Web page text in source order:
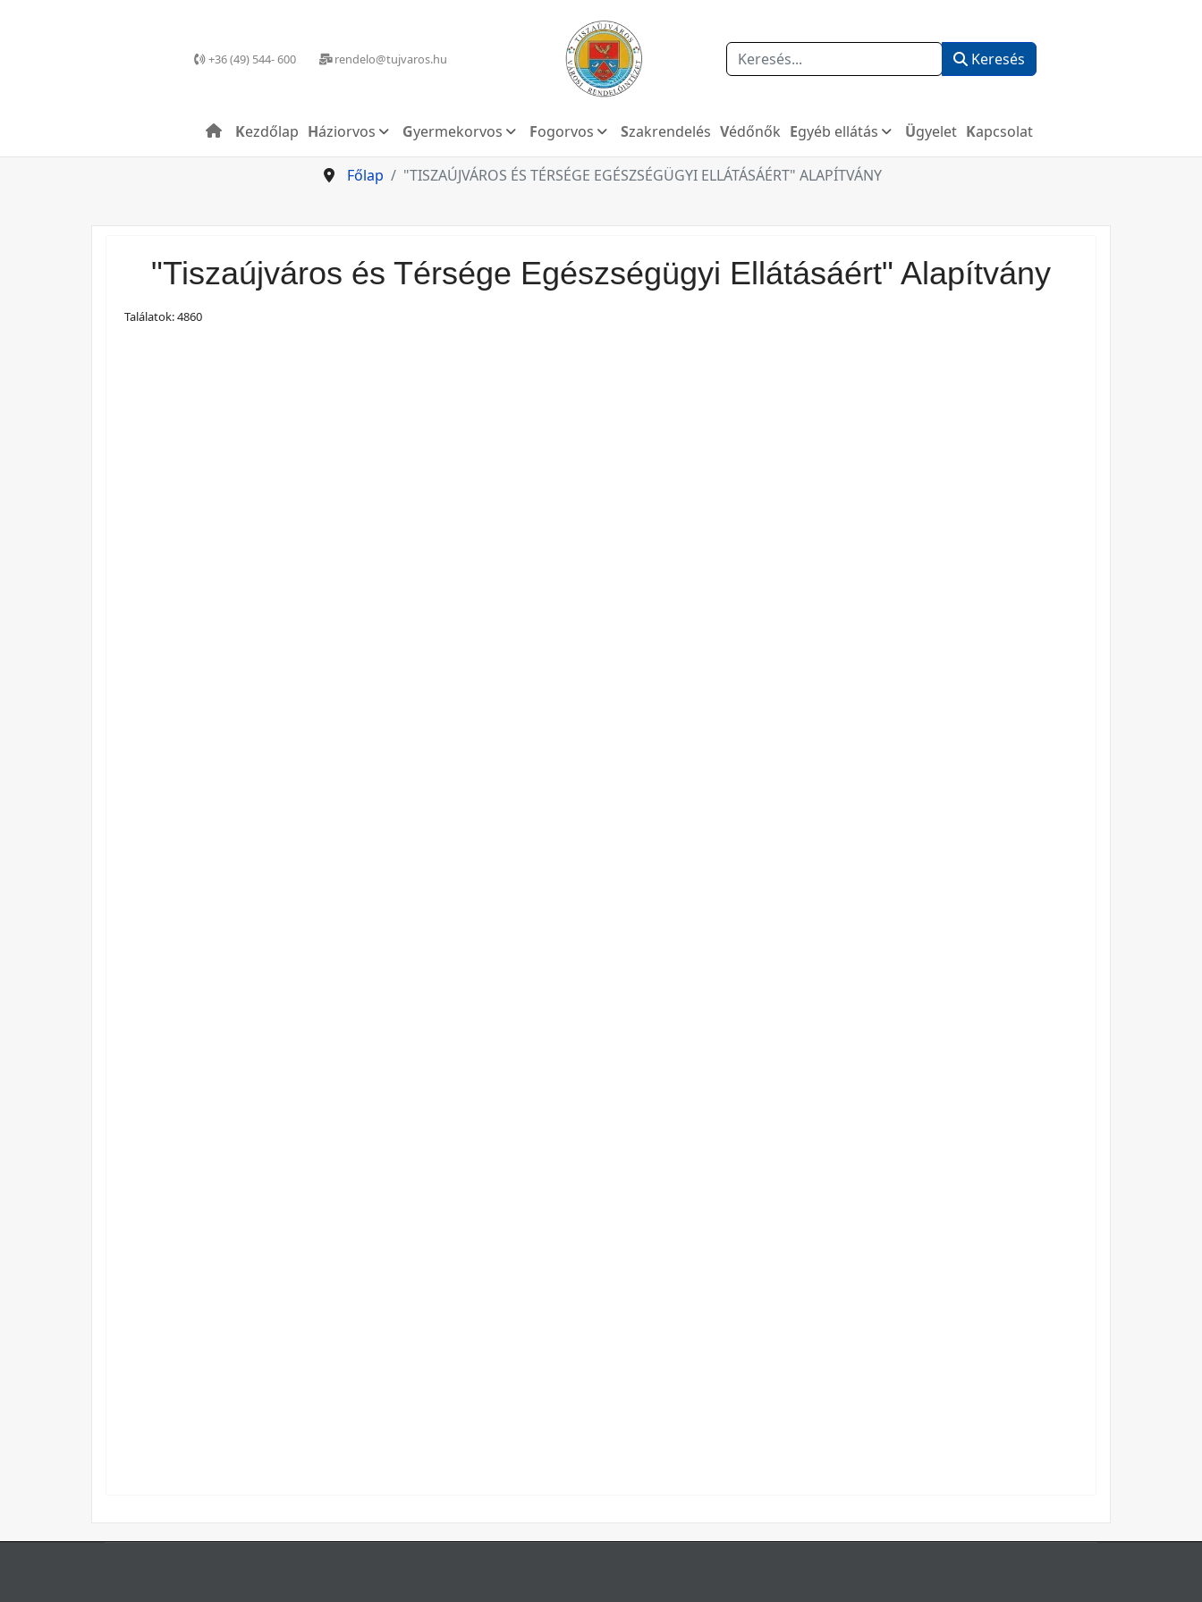
+36 (49) 544- 600 rendelo@tujvaros.hu Keresés
Kezdőlap Háziorvos Gyermekorvos Fogorvos Szakrendelés Védőnők Egyéb ellátás Ügyelet Kapcsolat
Főlap "TISZAÚJVÁROS ÉS TÉRSÉGE EGÉSZSÉGÜGYI ELLÁTÁSÁÉRT" ALAPÍTVÁNY
"Tiszaújváros és Térsége Egészségügyi Ellátásáért" Alapítvány
Találatok: 4860